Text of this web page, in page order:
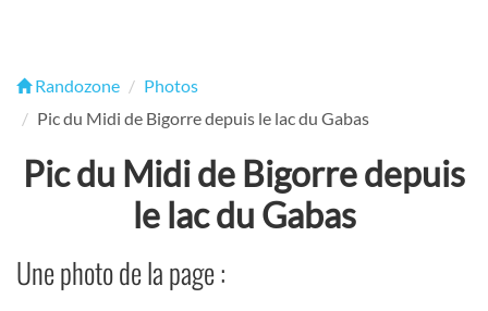
Randozone
Photos
Pic du Midi de Bigorre depuis le lac du Gabas
Pic du Midi de Bigorre depuis
le lac du Gabas
Une photo de la page :